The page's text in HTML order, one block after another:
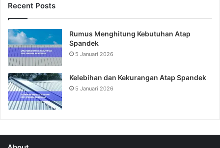
Recent Posts
Rumus Menghitung Kebutuhan Atap
Spandek
5 Januari 2026
Kelebihan dan Kekurangan Atap Spandek
5 Januari 2026